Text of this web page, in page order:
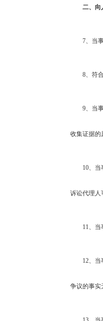
二、向
7、当
8、符
9、当
收集证据的
10、当
诉讼代理人
11、当
12、当
争议的事实